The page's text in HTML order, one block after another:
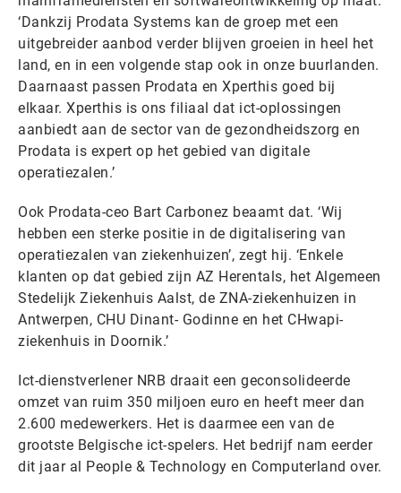
‘Dankzij Prodata Systems kan de groep met een
uitgebreider aanbod verder blijven groeien in heel het
land, en in een volgende stap ook in onze buurlanden.
Daarnaast passen Prodata en Xperthis goed bij
elkaar. Xperthis is ons filiaal dat ict-oplossingen
aanbiedt aan de sector van de gezondheidszorg en
Prodata is expert op het gebied van digitale
operatiezalen.’
Ook Prodata-ceo Bart Carbonez beaamt dat. ‘Wij
hebben een sterke positie in de digitalisering van
operatiezalen van ziekenhuizen’, zegt hij. ‘Enkele
klanten op dat gebied zijn AZ Herentals, het Algemeen
Stedelijk Ziekenhuis Aalst, de ZNA-ziekenhuizen in
Antwerpen, CHU Dinant- Godinne en het CHwapi-
ziekenhuis in Doornik.’
Ict-dienstverlener NRB draait een geconsolideerde
omzet van ruim 350 miljoen euro en heeft meer dan
2.600 medewerkers. Het is daarmee een van de
grootste Belgische ict-spelers. Het bedrijf nam eerder
dit jaar al People & Technology en Computerland over.